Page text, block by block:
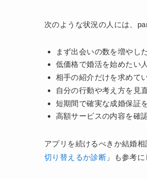
次のような状況の人には、
まず出会いの数を増やし
低価格で婚活を始めたい人
相手の紹介だけを求めて
自分の行動や考え方を見
短期間で確実な成婚保証
高額サービスの内容を確
アプリを続けるべきか結婚
切り替えるか診断 」も参考に